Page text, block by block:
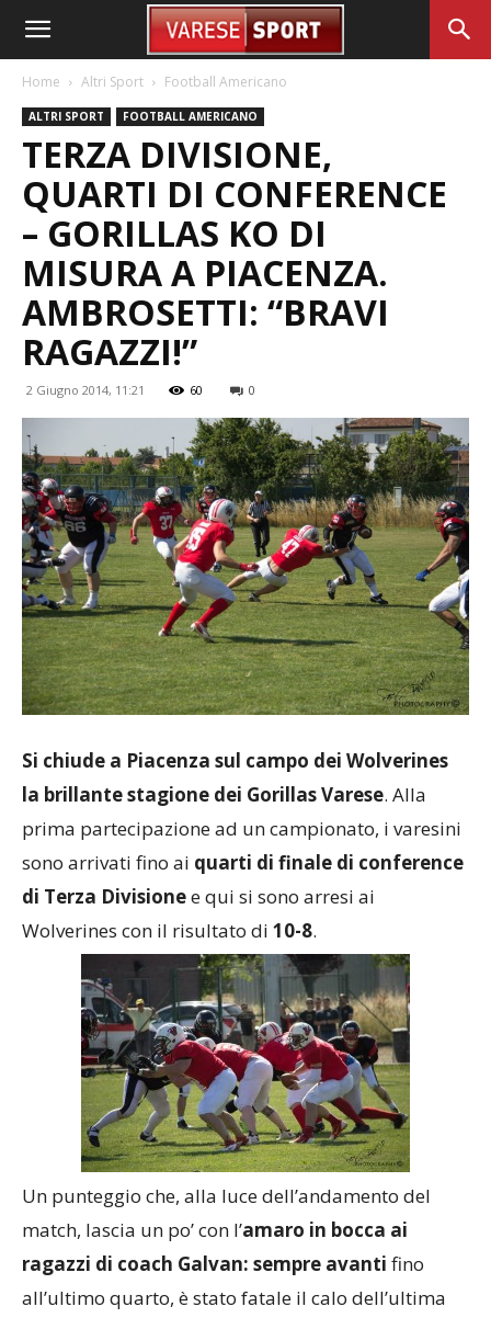
Home Altri Sport Football Americano
ALTRI SPORT FOOTBALL AMERICANO
TERZA DIVISIONE,
QUARTI DI CONFERENCE
– GORILLAS KO DI
MISURA A PIACENZA.
AMBROSETTI: “BRAVI
RAGAZZI!”
2 Giugno 2014, 11:21 60 0
Si chiude a Piacenza sul campo dei Wolverines
la brillante stagione dei Gorillas Varese. Alla
prima partecipazione ad un campionato, i varesini
sono arrivati fino ai quarti di finale di conference
di Terza Divisionee qui si sono arresi ai
Wolverines con il risultato di 10-8.
Un punteggio che, alla luce dell’andamento del
match, lascia un po’ con l’amaro in bocca ai
ragazzi di coach Galvan: sempre avanti fino
all’ultimo quarto, è stato fatale il calo dell’ultima